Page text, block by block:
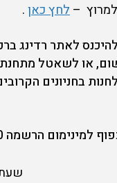
–לחץ כאן.
להיכנס לאתר
או לשאטל
בחניונים
הרשמה 20 של עובדים)